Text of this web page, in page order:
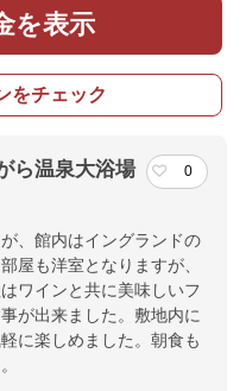
を表示
をチェック
ら温泉大浴場
0
、館内はイングランドの
屋も洋室となりますが、
ワインと共に美味しいフ
が出来ました。敷地内に
に楽しめました。朝食も